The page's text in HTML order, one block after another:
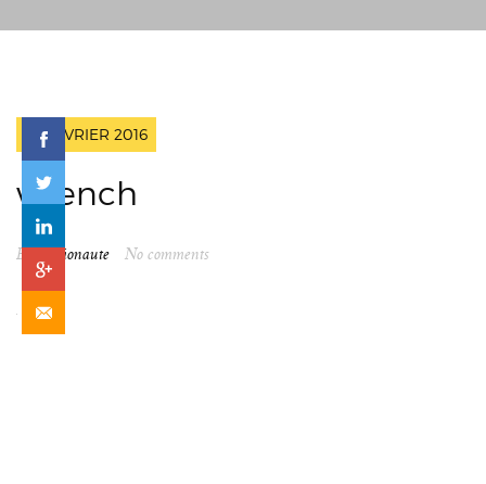
23 FÉVRIER 2016
wrench
By spationaute No comments